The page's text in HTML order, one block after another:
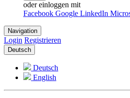
oder einloggen mit
Facebook Google LinkedIn
Navigation
Login Registrieren
Deutsch
Deutsch
English